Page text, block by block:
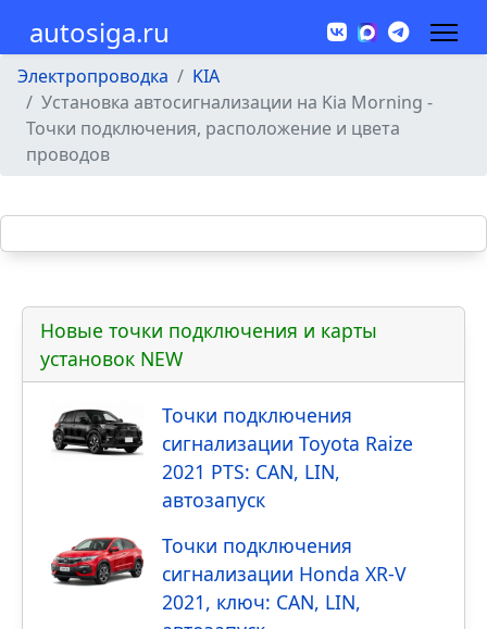
autosiga.ru
Электропроводка
KIA
Установка автосигнализации на Kia Morning -
Точки подключения, расположение и цвета
проводов
Новые точки подключения и карты
установок NEW
Точки подключения
сигнализации Toyota Raize
2021 PTS: CAN, LIN,
автозапуск
Точки подключения
сигнализации Honda XR-V
2021, ключ: CAN, LIN,